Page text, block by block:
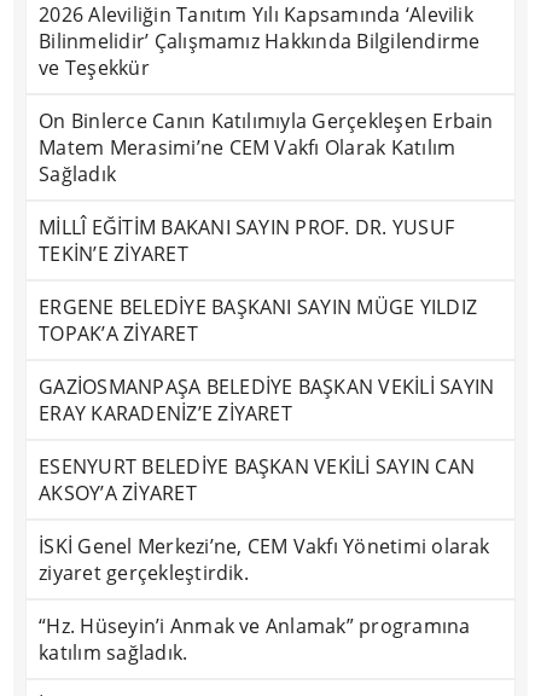
2026 Aleviliğin Tanıtım Yılı Kapsamında ‘Alevilik
Bilinmelidir’ Çalışmamız Hakkında Bilgilendirme
ve Teşekkür
On Binlerce Canın Katılımıyla Gerçekleşen Erbain
Matem Merasimi’ne CEM Vakfı Olarak Katılım
Sağladık
MİLLÎ EĞİTİM BAKANI SAYIN PROF. DR. YUSUF
TEKİN’E ZİYARET
ERGENE BELEDİYE BAŞKANI SAYIN MÜGE YILDIZ
TOPAK’A ZİYARET
GAZİOSMANPAŞA BELEDİYE BAŞKAN VEKİLİ SAYIN
ERAY KARADENİZ’E ZİYARET
ESENYURT BELEDİYE BAŞKAN VEKİLİ SAYIN CAN
AKSOY’A ZİYARET
İSKİ Genel Merkezi’ne, CEM Vakfı Yönetimi olarak
ziyaret gerçekleştirdik.
“Hz. Hüseyin’i Anmak ve Anlamak” programına
katılım sağladık.